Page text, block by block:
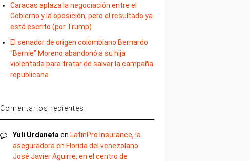
Caracas aplaza la negociación entre el
Gobierno y la oposición, pero el resultado ya
está escrito (por Trump)
El senador de origen colombiano Bernardo
“Bernie” Moreno abandonó a su hija
violentada para tratar de salvar la campaña
republicana
Comentarios recientes
Yuli Urdaneta en LatinPro Insurance, la
aseguradora en Florida del venezolano
José Javier Aguirre, en el centro de